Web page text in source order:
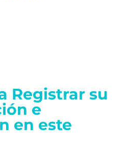
Registrar su
e
en este